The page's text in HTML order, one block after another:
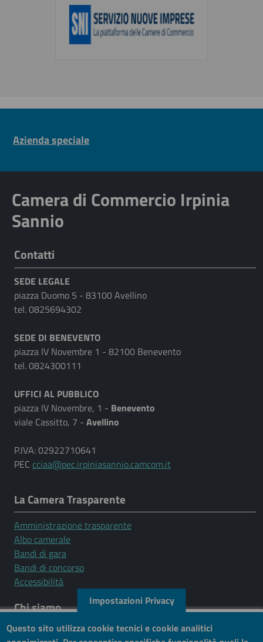
Azienda speciale
Camera di Commercio Irpinia
Sannio
Contatti
SEDE LEGALE
piazza Duomo 5 - 83100 Avellino
tel. 0825694302
SEDE DI BENEVENTO
piazza IV Novembre 1 - 82100 Benevento
tel. 0824300111
UFFICI AL PUBBLICO
piazza IV Novembre, 1 - Benevento
viale Cassitto, 7 - Avellino
P.IVA: 02922710641
PEC cciaa@pec.irpiniasannio.camcom.it
La Camera Trasparente
Amministrazione trasparente
Albo camerale
Bandi di gara
Bandi di concorso
Accessibilità
Chi siamo
Mission
Impostazioni Privacy
Questo sito utilizza cookie tecnici e cookie analitici